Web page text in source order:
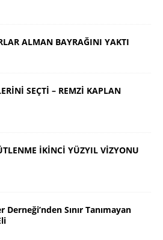
ALMAN BAYRAĞINI YAKTI
SEÇTİ – REMZİ KAPLAN
İKİNCİ YÜZYIL VİZYONU
Sınır Tanımayan